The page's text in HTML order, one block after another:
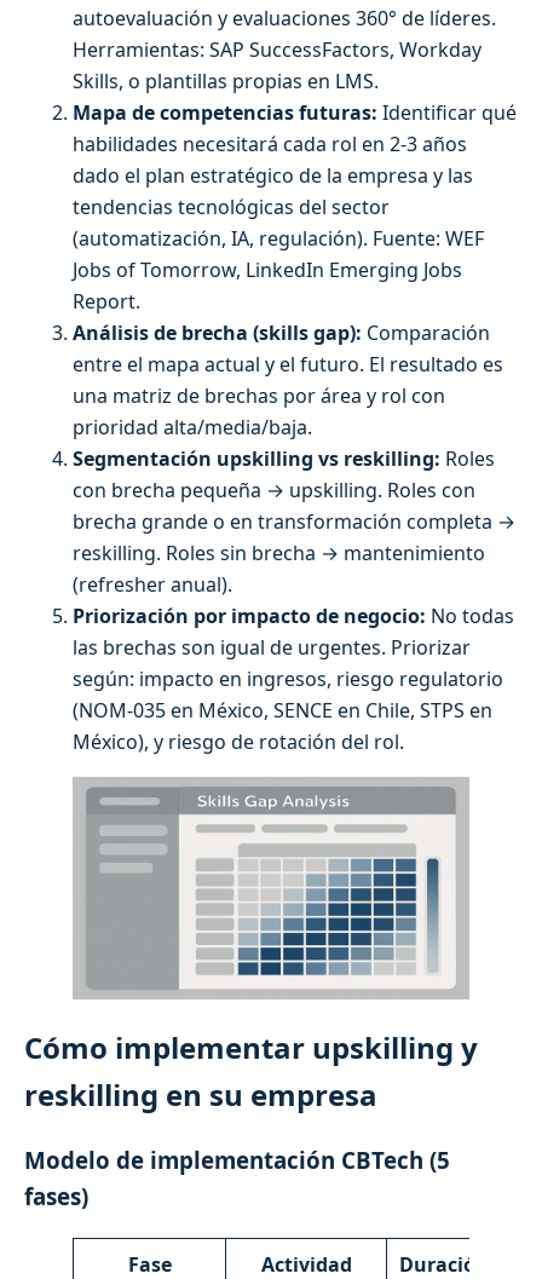
autoevaluación y evaluaciones 360° de líderes.
Herramientas: SAP SuccessFactors, Workday
Skills, o plantillas propias en LMS.
Mapa de competencias futuras: Identificar qué
habilidades necesitará cada rol en 2-3 años
dado el plan estratégico de la empresa y las
tendencias tecnológicas del sector
(automatización, IA, regulación). Fuente: WEF
Jobs of Tomorrow, LinkedIn Emerging Jobs
Report.
Análisis de brecha (skills gap): Comparación
entre el mapa actual y el futuro. El resultado es
una matriz de brechas por área y rol con
prioridad alta/media/baja.
Segmentación upskilling vs reskilling: Roles
con brecha pequeña → upskilling. Roles con
brecha grande o en transformación completa →
reskilling. Roles sin brecha → mantenimiento
(refresher anual).
Priorización por impacto de negocio: No todas
las brechas son igual de urgentes. Priorizar
según: impacto en ingresos, riesgo regulatorio
(NOM-035 en México, SENCE en Chile, STPS en
México), y riesgo de rotación del rol.
Cómo implementar upskilling y
reskilling en su empresa
Modelo de implementación CBTech (5
fases)
Fase Actividad Duración